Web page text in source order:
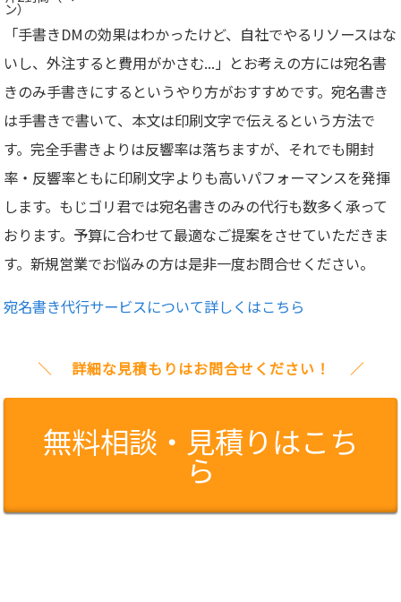
ン）
「手書きDMの効果はわかったけど、自社でやるリソースはな
いし、外注すると費用がかさむ...」とお考えの方には宛名書
きのみ手書きにするというやり方がおすすめです。宛名書き
は手書きで書いて、本文は印刷文字で伝えるという方法で
す。完全手書きよりは反響率は落ちますが、それでも開封
率・反響率ともに印刷文字よりも高いパフォーマンスを発揮
します。もじゴリ君では宛名書きのみの代行も数多く承って
おります。予算に合わせて最適なご提案をさせていただきま
す。新規営業でお悩みの方は是非一度お問合せください。
宛名書き代行サービスについて詳しくはこちら
詳細な見積もりはお問合せください！
無料相談・見積りはこち
ら